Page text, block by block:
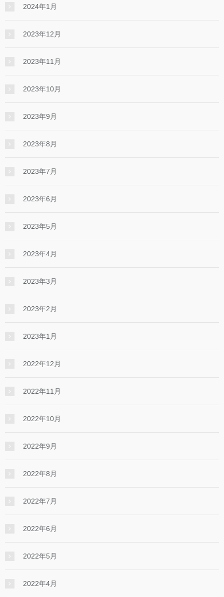
2024年1月
2023年12月
2023年11月
2023年10月
2023年9月
2023年8月
2023年7月
2023年6月
2023年5月
2023年4月
2023年3月
2023年2月
2023年1月
2022年12月
2022年11月
2022年10月
2022年9月
2022年8月
2022年7月
2022年6月
2022年5月
2022年4月